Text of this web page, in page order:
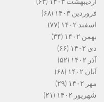
فروردین ۱۴۰۳
(۶۸)
اسفند ۱۴۰۲
(۷۷)
بهمن ۱۴۰۲
(۳۴)
دی ۱۴۰۲
(۶۶)
آذر ۱۴۰۲
(۵۲)
آبان ۱۴۰۲
(۶۸)
مهر ۱۴۰۲
(۲۹)
شهریور ۱۴۰۲
(۲۱)